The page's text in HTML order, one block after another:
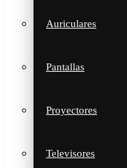
Auriculares
Pantallas
Proyectores
Televisores